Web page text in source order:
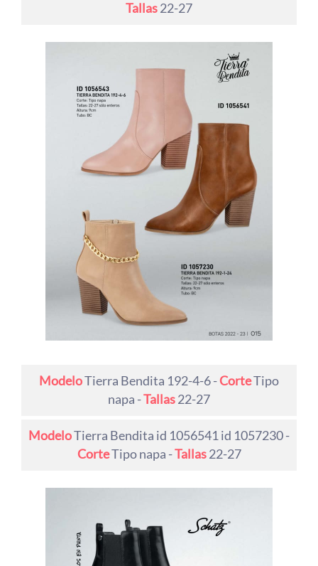
Tallas22-27
ModeloTierra Bendita 192-4-6 -CorteTipo
napa -Tallas22-27
ModeloTierra Bendita id 1056541 id 1057230 -
CorteTipo napa -Tallas22-27